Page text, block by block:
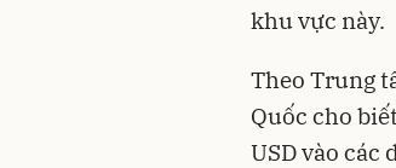
khu vực này.
Theo Trung
Quốc cho
USD vào các